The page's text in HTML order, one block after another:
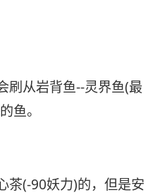
从岩背鱼--灵界鱼(最
鱼。
(-90妖力)的，但是安